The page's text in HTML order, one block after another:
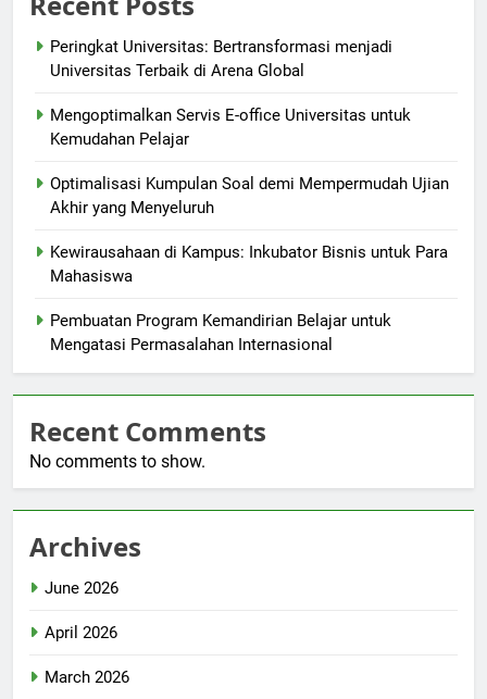
Peringkat Universitas: Bertransformasi menjadi
Universitas Terbaik di Arena Global
Mengoptimalkan Servis E-office Universitas untuk
Kemudahan Pelajar
Optimalisasi Kumpulan Soal demi Mempermudah Ujian
Akhir yang Menyeluruh
Kewirausahaan di Kampus: Inkubator Bisnis untuk Para
Mahasiswa
Pembuatan Program Kemandirian Belajar untuk
Mengatasi Permasalahan Internasional
Recent Comments
No comments to show.
Archives
June 2026
April 2026
March 2026